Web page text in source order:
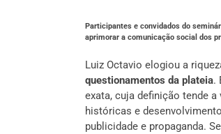
Participantes e convidados do
aprimorar a comunicação social dos
Luiz Octavio elogiou a
questionamentos da plateia.
exata, cuja definição tende
históricas e
publicidade e propaganda.